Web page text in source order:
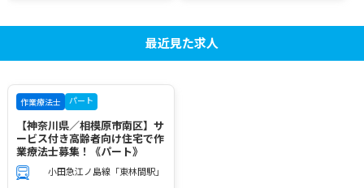
最近見た求人
作業療法士 パート
【神奈川県／相模原市南区】サ
ービス付き高齢者向け住宅で作
業療法士募集！《パート》
小田急江ノ島線「東林間駅」